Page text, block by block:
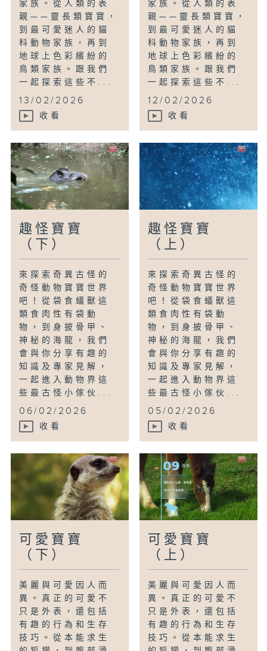
家族。從人類的表
親——靈長類寶寶，
到最可愛迷人的貓
科動物家族，再到
地球上色彩繽紛的
鳥類家族。跟我們
一起探索這些不...
13/02/2026
收看
家族。從人類的表
親——靈長類寶寶，
到最可愛迷人的貓
科動物家族，再到
地球上色彩繽紛的
鳥類家族。跟我們
一起探索這些不...
12/02/2026
收看
趣怪寶寶
（下）
來探索奇異古怪的
奇怪動物寶寶世界
吧！從袋食蟻獸這
類食肉性有袋動
物，到身披骨甲、
神秘的海龍，我們
會與你分享有趣的
知識及專家見解，
一起進入動物界這
些最古怪小傢伙...
06/02/2026
收看
趣怪寶寶
（上）
來探索奇異古怪的
奇怪動物寶寶世界
吧！從袋食蟻獸這
類食肉性有袋動
物，到身披骨甲、
神秘的海龍，我們
會與你分享有趣的
知識及專家見解，
一起進入動物界這
些最古怪小傢伙...
05/02/2026
收看
可愛寶寶
（下）
美麗與可愛因人而
異。真正的可愛不
只是外表，還包括
有趣的行為和生存
技巧。從本能求生
可愛寶寶
（上）
美麗與可愛因人而
異。真正的可愛不
只是外表，還包括
有趣的行為和生存
技巧。從本能求生